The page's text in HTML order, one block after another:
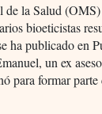
la Salud
bioeticistas
ha publicado en
un ex
para formar